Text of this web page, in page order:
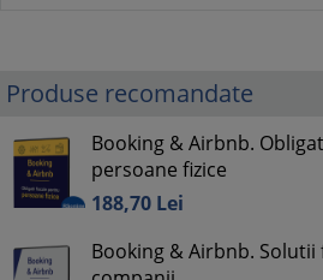
Produse recomandate
Booking & Airbnb.
persoane fizice
188,70 Lei
Booking & Airbnb.